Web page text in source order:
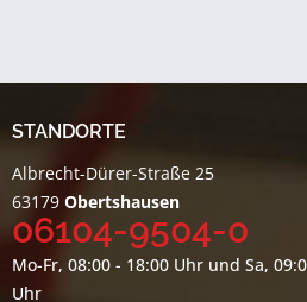
STANDORTE
Albrecht-Dürer-Straße 25
63179 Obertshausen
06104-9504-0
Mo-Fr, 08:00 - 18:00 Uhr und Sa,
Uhr